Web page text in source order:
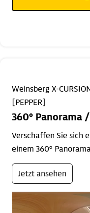
Weinsberg X-
[PEPPER]
360° Panorama
Verschaffen Sie sich
einem 360°
Jetzt ansehen